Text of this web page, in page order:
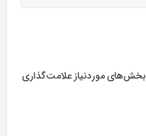
بخش‌های موردنیاز علامت‌گذاری